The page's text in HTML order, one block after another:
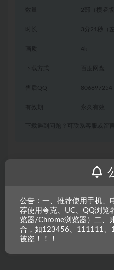
数量 2部（横竖版
时长 3分21秒（
4k
下载方式 百度网盘
售后QQ 806897254
有效期 永久有效
下载遇到问题？可联系客服或留
本站所有文章，如无特殊
采集、发布本站内容到任何网站
收藏
公告：一、推荐使用手机、
荐使用夸克、UC、QQ浏览
览器/Chrome浏览器）二、
合，如123456、111111、
被盗！！！